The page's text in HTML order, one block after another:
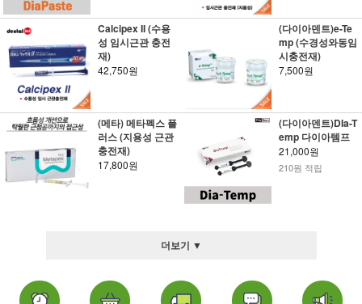
Calcipex II (수용
성 임시근관 충전
재)
42,750원
(다이아덴트)e-Te
mp (수경성와동임
시충전재)
7,500원
(메타) 메타펙스 플
러스 (지용성 근관
충전재)
17,800원
(다이아덴트)DIa-T
emp 다이아템프
21,000원
210원 적립
더보기 ▼